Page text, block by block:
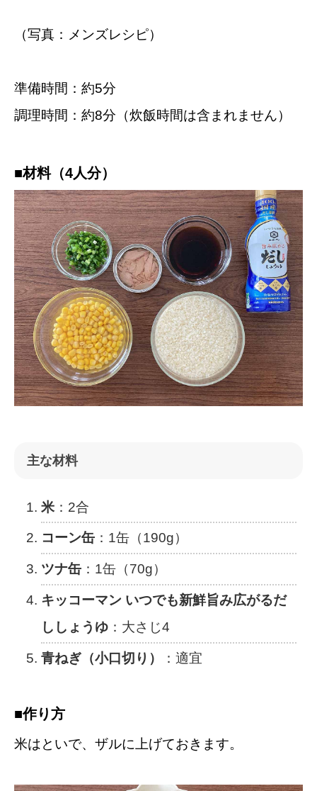
（写真：メンズレシピ）
準備時間：約5分
調理時間：約8分（炊飯時間は含まれません）
■材料（4人分）
主な材料
米：2合
コーン缶 ：1缶（190g）
ツナ缶 ：1缶（70g）
キッコーマン いつでも新鮮旨み広がるだ
ししょうゆ ：大さじ4
青ねぎ（小口切り） ：適宜
■作り方
米はといで、ザルに上げておきます。